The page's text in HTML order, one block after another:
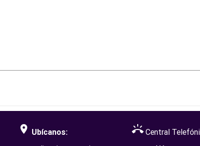
room Ubícanos: ring_volume Central